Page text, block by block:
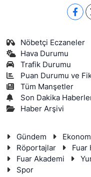
Nöbetçi Eczaneler
Hava Durumu
Trafik Durumu
Puan Durumu ve
Tüm Manşetler
Son Dakika
Haber Arşivi
Gündem
Röportajlar
Fuar
Fuar Akademi
Spor